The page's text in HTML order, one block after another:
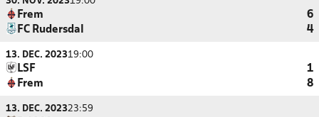
Frem
6
FC Rudersdal
4
13. DEC. 202319:00
LSF
1
Frem
8
13. DEC. 202323:59